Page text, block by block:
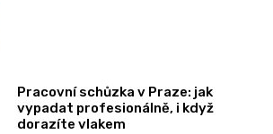
Pracovní schůzka v Praze: jak
vypadat profesionálně, i když
dorazíte vlakem